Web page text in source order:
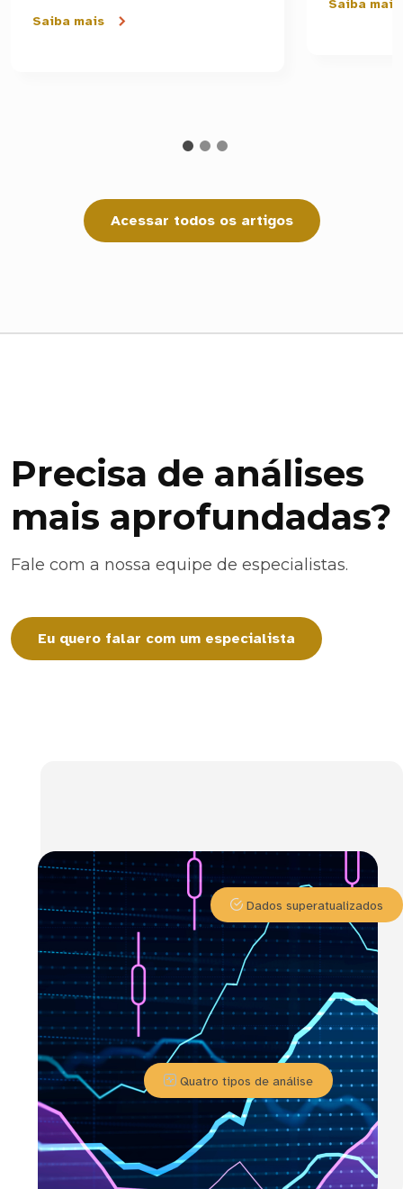
Saiba mais
Saiba mais
Acessar todos os artigos
Precisa de análises
mais aprofundadas?
Fale com a nossa equipe de especialistas.
Eu quero falar com um especialista
Dados superatualizados
Quatro tipos de análise